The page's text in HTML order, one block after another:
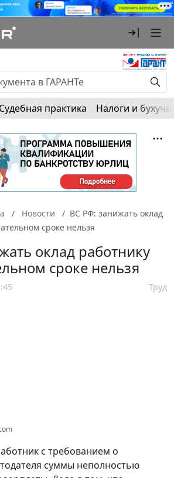
Судебная практика Налоги и
Новости
ВС РФ: занижать оклад
сроке нельзя
оклад работнику
сроке нельзя
Труд
с требованием о
суммы неполностью